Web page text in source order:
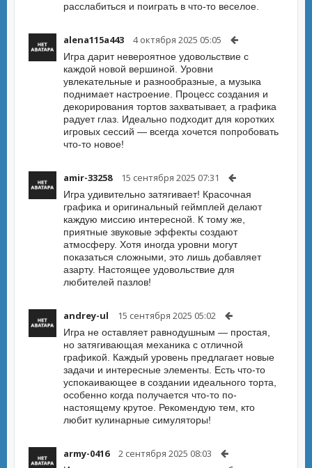
расслабиться и поиграть в что-то веселое.
alena115a443 4 октября 2025 05:05
Игра дарит невероятное удовольствие с
каждой новой вершиной. Уровни
увлекательные и разнообразные, а музыка
поднимает настроение. Процесс создания и
декорирования тортов захватывает, а графика
радует глаз. Идеально подходит для коротких
игровых сессий — всегда хочется попробовать
что-то новое!
amir-33258 15 сентября 2025 07:31
Игра удивительно затягивает! Красочная
графика и оригинальный геймплей делают
каждую миссию интересной. К тому же,
приятные звуковые эффекты создают
атмосферу. Хотя иногда уровни могут
показаться сложными, это лишь добавляет
азарту. Настоящее удовольствие для
любителей пазлов!
andrey-ul 15 сентября 2025 05:02
Игра не оставляет равнодушным — простая,
но затягивающая механика с отличной
графикой. Каждый уровень предлагает новые
задачи и интересные элементы. Есть что-то
успокаивающее в создании идеального торта,
особенно когда получается что-то по-
настоящему крутое. Рекомендую тем, кто
любит кулинарные симуляторы!
army-0416 2 сентября 2025 08:03